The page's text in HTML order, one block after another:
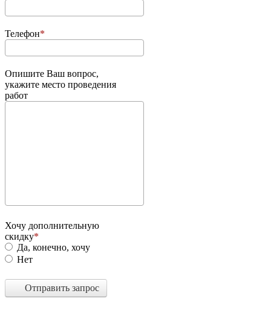
Телефон
Опишите Ваш вопрос,
укажите место проведения
работ
Хочу дополнительную
скидку
Да, конечно, хочу
Нет
Отправить запрос